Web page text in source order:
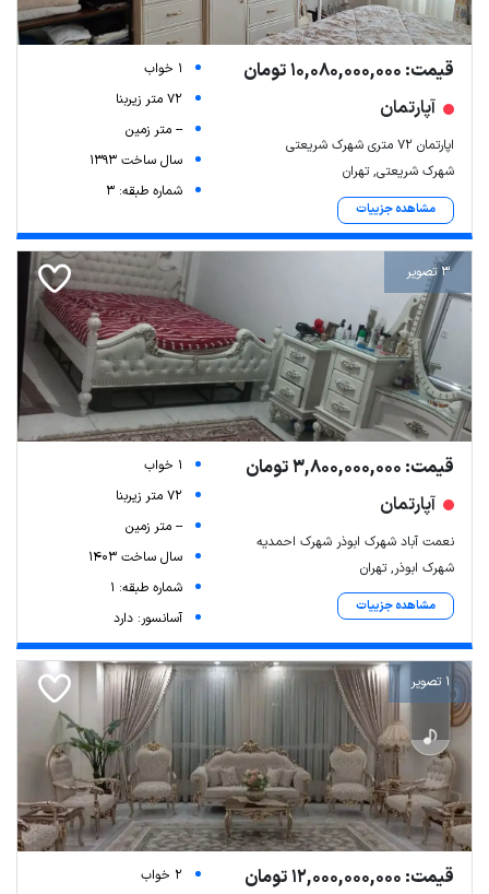
قیمت: 10,080,000,000 تومان
آپارتمان
اپارتمان ۷۲ متری شهرک شریعتی
شهرک شریعتی, تهران
مشاهده جزییات
1 خواب
72 متر زیربنا
-- متر زمین
سال ساخت 1393
شماره طبقه: 3
3 تصویر
قیمت: 3,800,000,000 تومان
آپارتمان
نعمت آباد شهرک ابوذر شهرک احمدیه
شهرک ابوذر, تهران
مشاهده جزییات
1 خواب
72 متر زیربنا
-- متر زمین
سال ساخت 1403
شماره طبقه: 1
آسانسور: دارد
1 تصویر
قیمت: 12,000,000,000 تومان
2 خواب